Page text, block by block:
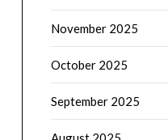
November 2025
October 2025
September 2025